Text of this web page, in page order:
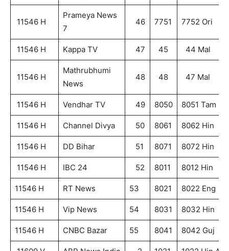
11546 H
Prameya News
7
46 7751 7752 Ori
11546 H Kappa TV 47 45 44 Mal
11546 H
Mathrubhumi
News
48 48 47 Mal
11546 H Vendhar TV 49 8050 8051 Tam
11546 H Channel Divya 50 8061 8062 Hin
11546 H DD Bihar 51 8071 8072 Hin
11546 H IBC 24 52 8011 8012 Hin
11546 H RT News 53 8021 8022 Eng
11546 H Vip News 54 8031 8032 Hin
11546 H CNBC Bazar 55 8041 8042 Guj